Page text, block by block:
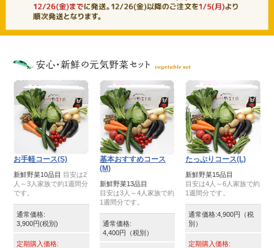
お手軽コース(S)
新鮮野菜10品目 目安は2
人～3人家族で約1週間分
です。
通常価格:
3,900円(税別)
定期購入価格:
基本おすすめコース
(M)
新鮮野菜13品目
目安は3人～4人家族で約
1週間分です。
通常価格:
4,400円（税別）
たっぷりコース(L)
新鮮野菜15品目
目安は4人～6人家族で約
1週間分です。
通常価格:4,900円（税
別）
定期購入価格: